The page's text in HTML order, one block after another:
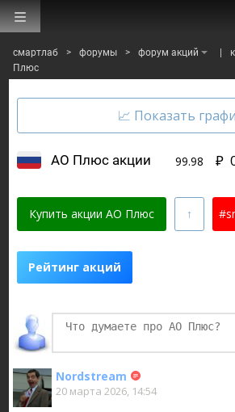
смартлаб > форумы > форум акций
Плюс
АО Плюс акции 99.98 ₽
Купить акции АО Плюс
Финаме
БКС Мир Инвестиций
Рейтинг акций
Nordstream
20 марта 2026, 14:54